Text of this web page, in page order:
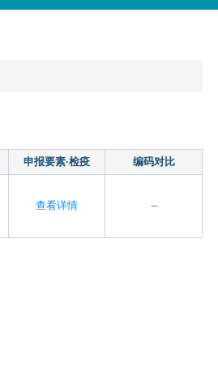
申报要素·检疫 编码对比
查看详情 --